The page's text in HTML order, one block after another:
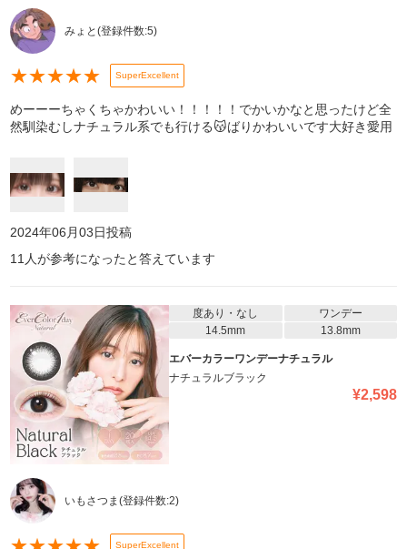
みょと (登録件数:5)
★★★★★ SuperExcellent
めーーーちゃくちゃかわいい！！！！！でかいかなと思ったけど全
然馴染むしナチュラル系でも行ける😽ばりかわいいです大好き愛用
2024年06月03日投稿
11 人が参考になったと答えています
度あり・なし
ワンデー
14.5mm
13.8mm
エバーカラーワンデーナチュラル
ナチュラルブラック
¥2,598
いもさつま (登録件数:2)
SuperExcellent